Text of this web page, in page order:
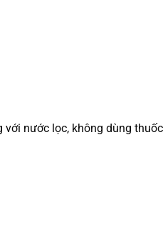
nước lọc, không dùng